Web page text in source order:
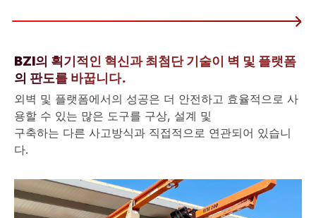
BZI의 획기적인 혁신과 최첨단 기술이 벽 및 플랫폼
의 판도를 바꿉니다.
외벽 및 플랫폼에서의 성공은 더 안전하고 효율적으로 사
용할 수 있는 많은 도구를 구상, 설계 및
구축하는 다른 사고방식과 직접적으로 연관되어 있습니
다.